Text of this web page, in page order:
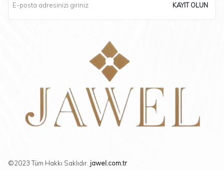
KAYIT OLUN
©2023 Tüm Hakkı Saklıdır. jawel.com.tr